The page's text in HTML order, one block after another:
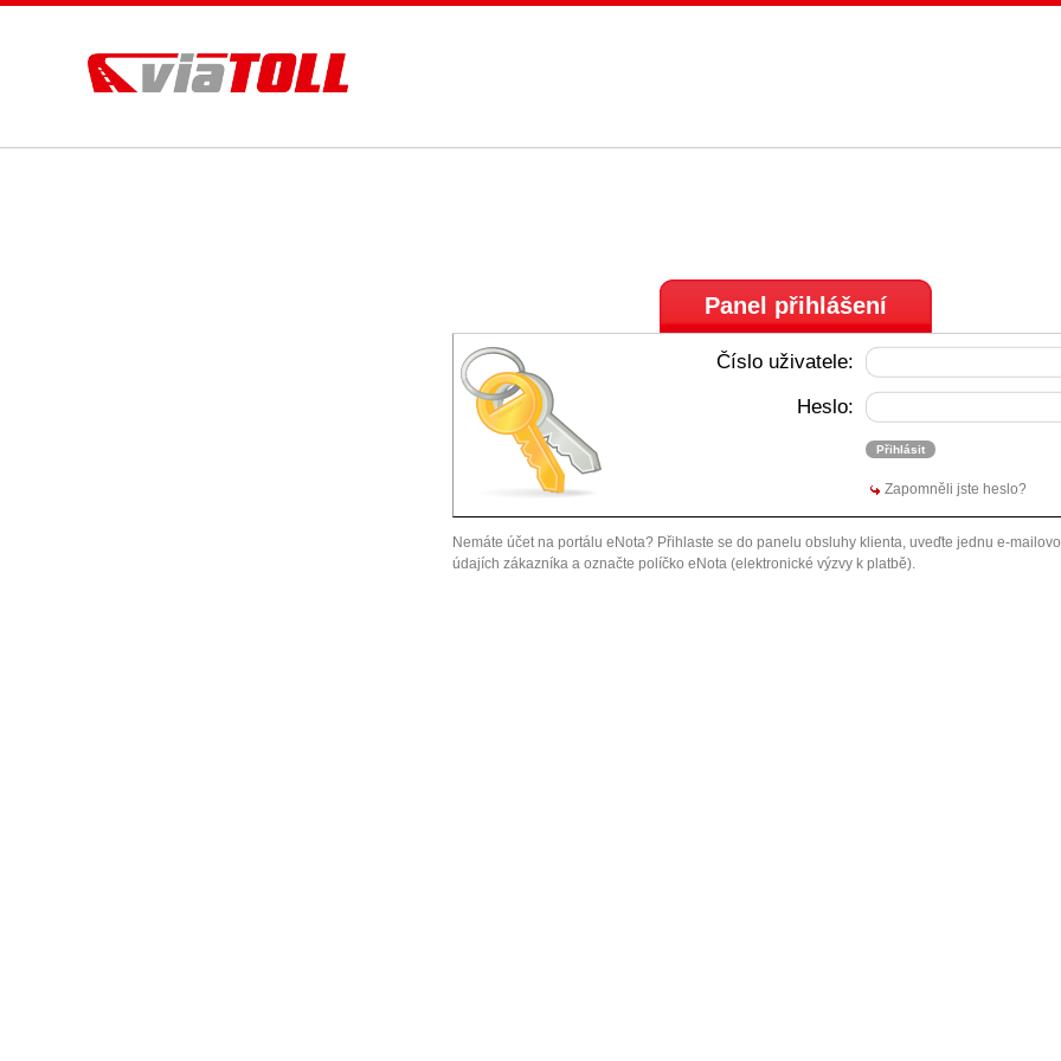
Panel přihlášení
Číslo uživatele:
Heslo:
Zapomněli jste heslo?
Nemáte účet na portálu eNota? Přihlaste se do panelu obsluhy klienta, uveďte jednu e-
údajích zákazníka a označte políčko eNota (elektronické výzvy k platbě).